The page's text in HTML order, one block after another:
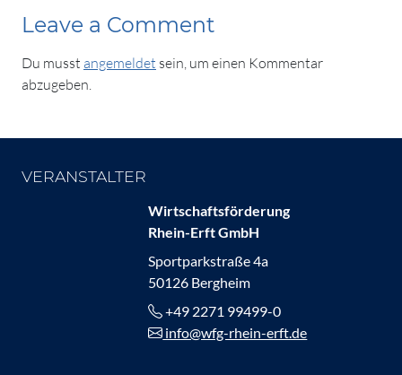
Leave a Comment
Du musst angemeldet sein, um einen Kommentar
abzugeben.
VERANSTALTER
Wirtschaftsförderung
Rhein-Erft GmbH
Sportparkstraße 4a
50126 Bergheim
+49 2271 99499-0
info@wfg-rhein-erft.de